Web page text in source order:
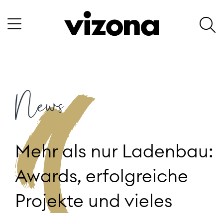
News
Mehr als nur Ladenbau:
Awards, erfolgreiche
Projekte und vieles